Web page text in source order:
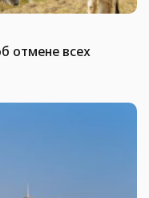
отмене всех